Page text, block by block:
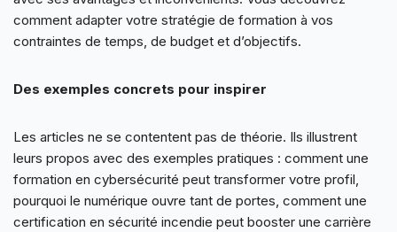
comment adapter votre stratégie de formation à vos
contraintes de temps, de budget et d’objectifs.
Des exemples concrets pour inspirer
Les articles ne se contentent pas de théorie. Ils illustrent
leurs propos avec des exemples pratiques : comment une
formation en cybersécurité peut transformer votre profil,
pourquoi le numérique ouvre tant de portes, comment une
certification en sécurité incendie peut booster une carrière